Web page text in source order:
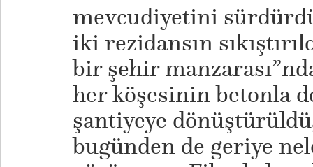
mevcudiyetini
iki rezidansın
bir şehir
her köşesinin betonla
şantiyeye
bugünden de geriye